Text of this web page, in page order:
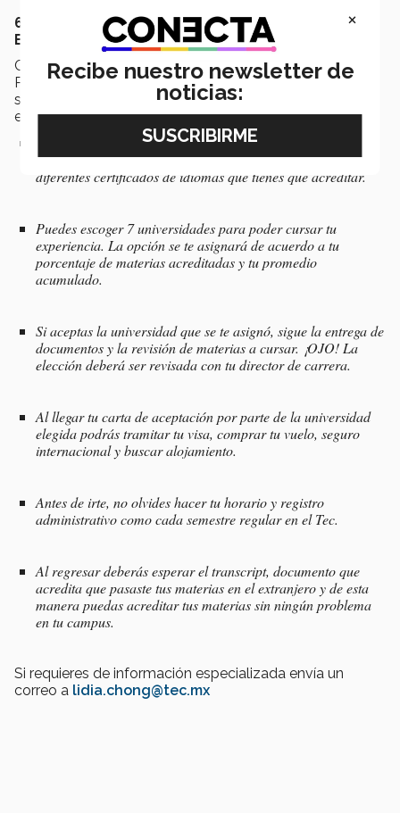
6 SENCILLOS PASOS PARA TRAMITAR TU
EXPERIENCIA INTERNACIONAL
Con base a los datos proporcionados por el área de
Programas Internacionales del campus Laguna, estos
son los pasos para iniciar con la gestión de tu
experiencia internacional.
Acércate a las oficinas de Programas Internacionales de tu
campus, ellos te indicaran: fechas, tramites a realizar y los
diferentes certificados de idiomas que tienes que acreditar.
Puedes escoger 7 universidades para poder cursar tu
experiencia. La opción se te asignará de acuerdo a tu
porcentaje de materias acreditadas y tu promedio
acumulado.
Si aceptas la universidad que se te asignó, sigue la entrega de
documentos y la revisión de materias a cursar. ¡OJO! La
elección deberá ser revisada con tu director de carrera.
Al llegar tu carta de aceptación por parte de la universidad
elegida podrás tramitar tu visa, comprar tu vuelo, seguro
internacional y buscar alojamiento.
Antes de irte, no olvides hacer tu horario y registro
administrativo como cada semestre regular en el Tec.
Al regresar deberás esperar eltranscript, documento que
acredita que pasaste tus materias en el extranjero y de esta
manera puedas acreditar tus materias sin ningún problema
en tu campus.
Si requieres de información especializada envía un
correo a lidia.chong@tec.mx
×
Recibe nuestro newsletter de
noticias: